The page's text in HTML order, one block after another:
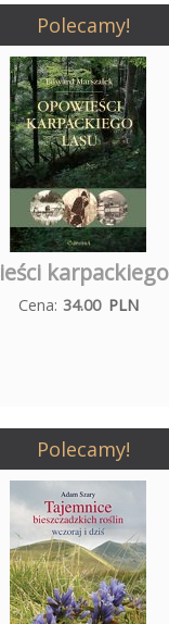
Polecamy!
Cena: 34.00 PLN
Polecamy!